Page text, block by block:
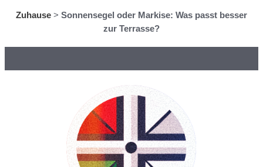
Zuhause > Sonnensegel oder Markise: Was passt besser
zur Terrasse?